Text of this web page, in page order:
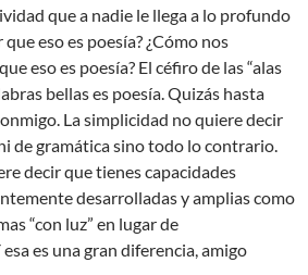
que a nadie le llega a lo profundo
eso es poesía? ¿Cómo nos
eso es poesía? El céfiro de las “alas
bellas es poesía. Quizás hasta
La simplicidad no quiere decir
de gramática sino todo lo contrario.
decir que tienes capacidades
desarrolladas y amplias como
“con luz” en lugar de
esa es una gran diferencia, amigo